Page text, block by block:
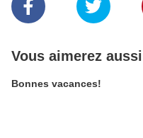
Vous aimerez aussi
Bonnes vacances!